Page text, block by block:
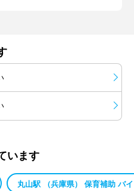
います
丸山駅 （兵庫県） 保育補助 バ